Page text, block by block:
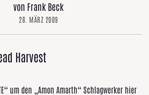
von Frank Beck
28. MÄRZ 2009
Harvest
um den „Amon Amarth“ Schlagwerker hier